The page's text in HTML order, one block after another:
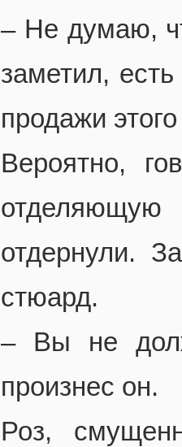
– Не думаю,
заметил,
продажи
Вероятно,
отделяющую
отдернули.
стюард.
– Вы не
произнес он.
Роз,